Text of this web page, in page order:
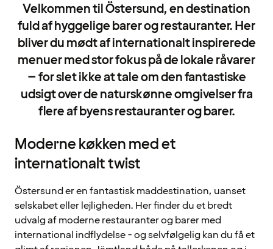
Velkommen til Östersund, en destination
fuld af hyggelige barer og restauranter. Her
bliver du mødt af internationalt inspirerede
menuer med stor fokus på de lokale råvarer
– for slet ikke at tale om den fantastiske
udsigt over de naturskønne omgivelser fra
flere af byens restauranter og barer.
Moderne køkken med et
internationalt twist
Östersund er en fantastisk maddestination, uanset
selskabet eller lejligheden. Her finder du et bredt
udvalg af moderne restauranter og barer med
international indflydelse - og selvfølgelig kan du få et